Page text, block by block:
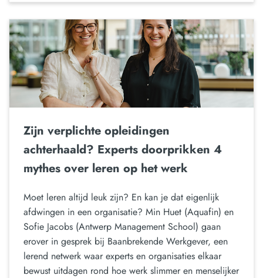
Zijn verplichte opleidingen
achterhaald? Experts doorprikken 4
mythes over leren op het werk
Moet leren altijd leuk zijn? En kan je dat eigenlijk
afdwingen in een organisatie? Min Huet (Aquafin) en
Sofie Jacobs (Antwerp Management School) gaan
erover in gesprek bij Baanbrekende Werkgever, een
lerend netwerk waar experts en organisaties elkaar
bewust uitdagen rond hoe werk slimmer en menselijker